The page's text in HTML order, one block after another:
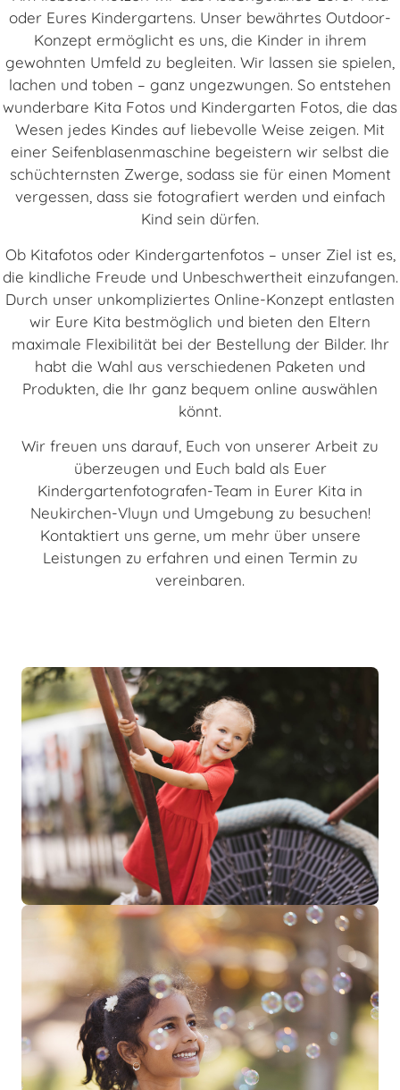
oder Eures Kindergartens. Unser bewährtes Outdoor-
Konzept ermöglicht es uns, die Kinder in ihrem
gewohnten Umfeld zu begleiten. Wir lassen sie spielen,
lachen und toben – ganz ungezwungen. So entstehen
wunderbare Kita Fotos und Kindergarten Fotos, die das
Wesen jedes Kindes auf liebevolle Weise zeigen. Mit
einer Seifenblasenmaschine begeistern wir selbst die
schüchternsten Zwerge, sodass sie für einen Moment
vergessen, dass sie fotografiert werden und einfach
Kind sein dürfen.
Ob Kitafotos oder Kindergartenfotos – unser Ziel ist es,
die kindliche Freude und Unbeschwertheit einzufangen.
Durch unser unkompliziertes Online-Konzept entlasten
wir Eure Kita bestmöglich und bieten den Eltern
maximale Flexibilität bei der Bestellung der Bilder. Ihr
habt die Wahl aus verschiedenen Paketen und
Produkten, die Ihr ganz bequem online auswählen
könnt.
Wir freuen uns darauf, Euch von unserer Arbeit zu
überzeugen und Euch bald als Euer
Kindergartenfotografen-Team in Eurer Kita in
Neukirchen-Vluyn und Umgebung zu besuchen!
Kontaktiert uns gerne, um mehr über unsere
Leistungen zu erfahren und einen Termin zu
vereinbaren.